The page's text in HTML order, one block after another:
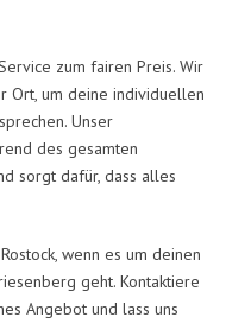
zum fairen Preis. Wir
Ort, um deine individuellen
Unser
des gesamten
sorgt dafür, dass alles
wenn es um deinen
geht. Kontaktiere
Angebot und lass uns